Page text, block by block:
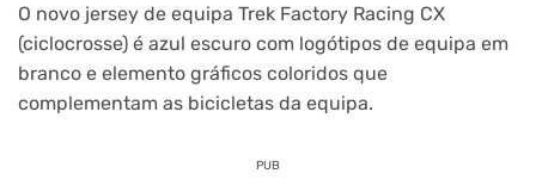
O novo jersey de equipa Trek Factory Racing CX
(ciclocrosse) é azul escuro com logótipos de equipa em
branco e elemento gráficos coloridos que
complementam as bicicletas da equipa.
PUB